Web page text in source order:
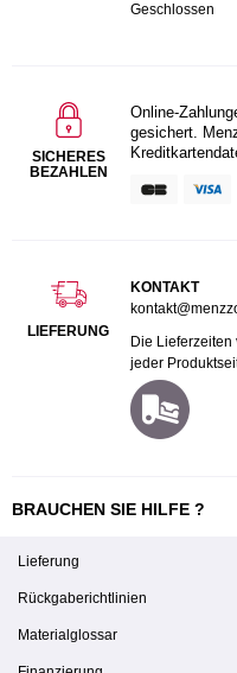
Geschlossen
SICHERES
BEZAHLEN
Online-
gesichert.
LIEFERUNG
KONTAKT
Die
jeder
BRAUCHEN SIE HILFE ?
Lieferung
Rückgaberichtlinien
Materialglossar